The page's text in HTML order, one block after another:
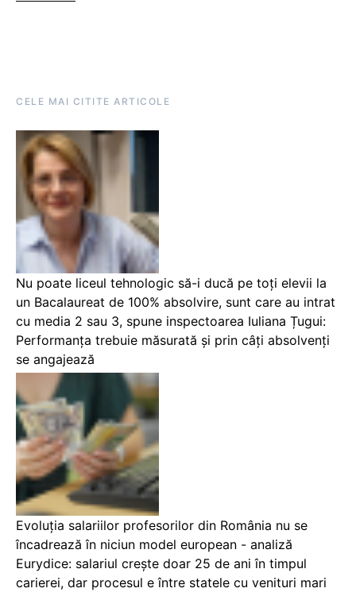
CELE MAI CITITE ARTICOLE
Nu poate liceul tehnologic să-i ducă pe toți elevii la
un Bacalaureat de 100% absolvire, sunt care au intrat
cu media 2 sau 3, spune inspectoarea Iuliana Țugui:
Performanța trebuie măsurată și prin câți absolvenți
se angajează
Evoluția salariilor profesorilor din România nu se
încadrează în niciun model european - analiză
Eurydice: salariul crește doar 25 de ani în timpul
carierei, dar procesul e între statele cu venituri mari